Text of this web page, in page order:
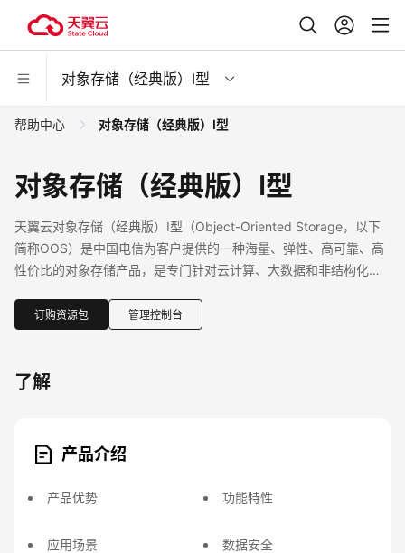
对象存储（经典版）I型
帮助中心 对象存储（经典版）I型
对象存储（经典版）I型
天翼云对象存储（经典版）I型（Object-Oriented Storage，以下
简称OOS）是中国电信为客户提供的一种海量、弹性、高可靠、高
性价比的对象存储产品，是专门针对云计算、大数据和非结构化数
片、音视频、文本等格式文件）的无限存储服务。
订购资源包 管理控制台
了解
产品介绍
产品优势 功能特性
应用场景 数据安全